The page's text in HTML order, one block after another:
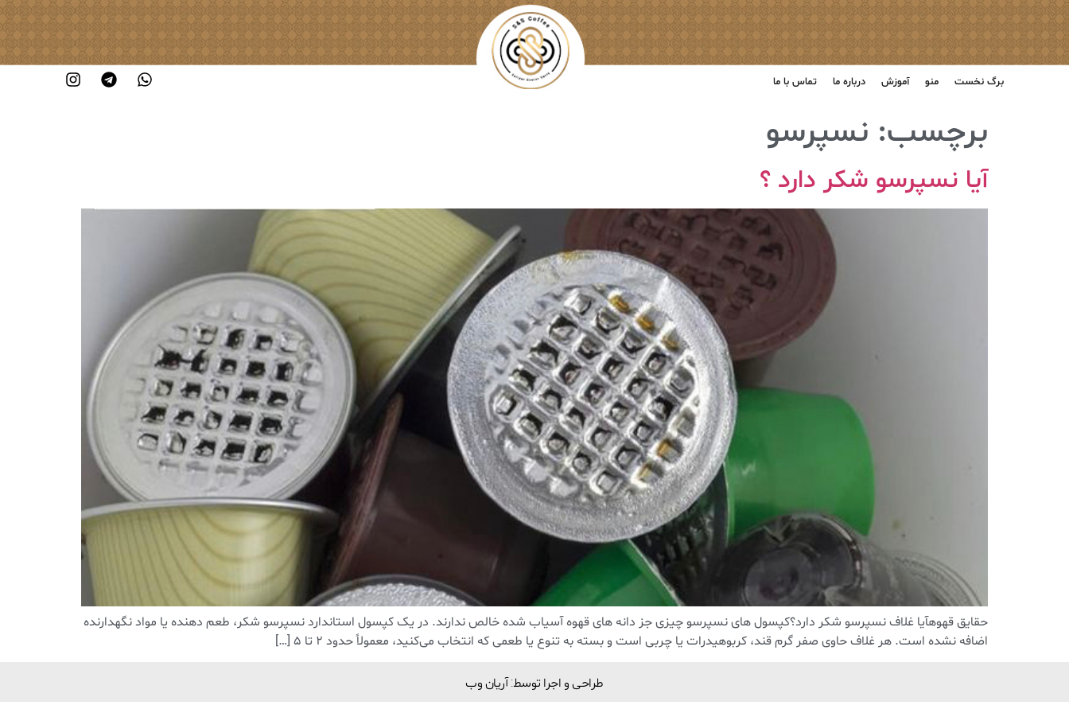
برگ نخست منو آموزش درباره ما تماس با ما
برچسب: نسپرسو
آیا نسپرسو شکر دارد ؟
حقایق قهوهآیا غلاف نسپرسو شکر دارد؟کپسول های نسپرسو چیزی جز دانه های قهوه آسیاب شده خالص ندارند. در یک کپسول استاندارد نسپرسو شکر، طعم دهنده یا مواد نگهدارنده
اضافه نشده است. هر غلاف حاوی صفر گرم قند، کربوهیدرات یا چربی است و بسته به تنوع یا طعمی که انتخاب می‌کنید، معمولاً حدود 2 تا 5 […]
طراحی و اجرا توسط: آریان وب